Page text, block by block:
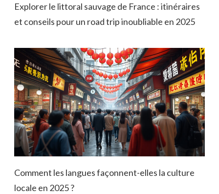
Explorer le littoral sauvage de France : itinéraires
et conseils pour un road trip inoubliable en 2025
Comment les langues façonnent-elles la culture
locale en 2025 ?